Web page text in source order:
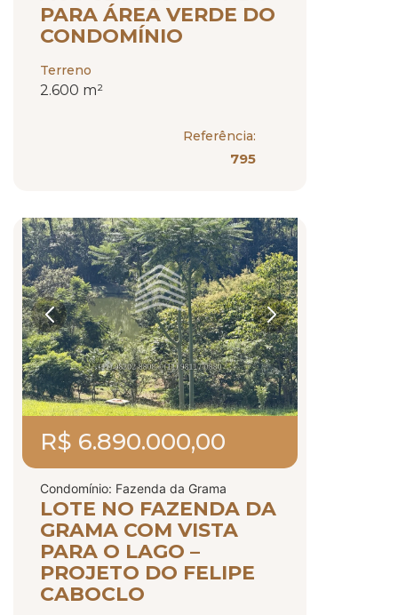
PARA ÁREA VERDE DO
CONDOMÍNIO
Terreno
2.600 m²
Referência:
795
R$ 6.890.000,00
Condomínio: Fazenda da Grama
LOTE NO FAZENDA DA
GRAMA COM VISTA
PARA O LAGO –
PROJETO DO FELIPE
CABOCLO